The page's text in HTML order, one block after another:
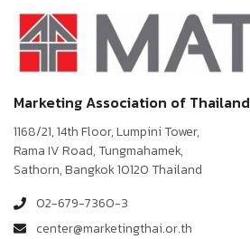
Marketing Association of Thailand
1168/21, 14th Floor, Lumpini Tower,
Rama IV Road, Tungmahamek,
Sathorn, Bangkok 10120 Thailand
02-679-7360-3
center@marketingthai.or.th